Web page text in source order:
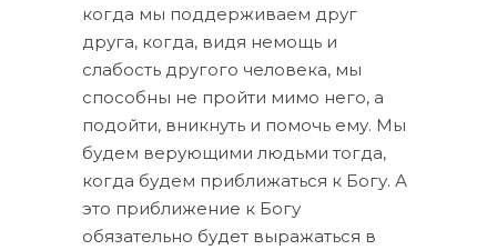
когда мы поддерживаем друг
друга, когда, видя немощь и
слабость другого человека, мы
способны не пройти мимо него, а
подойти, вникнуть и помочь ему. Мы
будем верующими людьми тогда,
когда будем приближаться к Богу. А
это приближение к Богу
обязательно будет выражаться в